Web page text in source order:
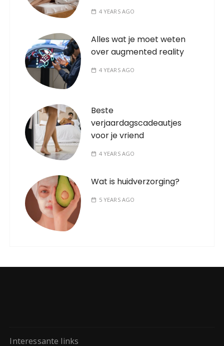
4 YEARS AGO
Alles wat je moet weten
over augmented reality
4 YEARS AGO
Beste
verjaardagscadeautjes
voor je vriend
4 YEARS AGO
Wat is huidverzorging?
5 YEARS AGO
Interessante links